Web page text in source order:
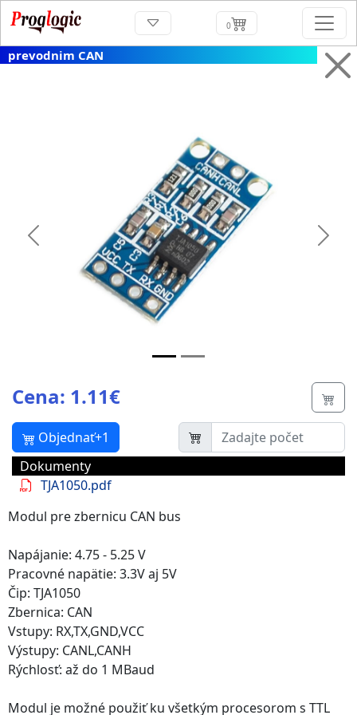
0
prevodnim CAN
Previous Next
Cena: 1.11€
Objednať+1
Dokumenty
TJA1050.pdf
Modul pre zbernicu CAN bus
Napájanie: 4.75 - 5.25 V
Pracovné napätie: 3.3V aj 5V
Čip: TJA1050
Zbernica: CAN
Vstupy: RX,TX,GND,VCC
Výstupy: CANL,CANH
Rýchlosť: až do 1 MBaud
Modul je možné použiť ku všetkým procesorom s TTL